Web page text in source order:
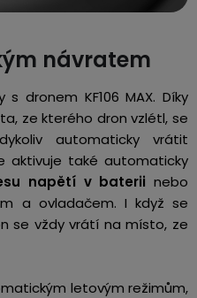
návratem
dronem KF106 MAX. Díky
ze kterého dron vzlétl, se
automaticky vrátit
aktivuje také automaticky
napětí v baterii nebo
a ovladačem. I když se
se vždy vrátí na místo, ze
letovým režimům,